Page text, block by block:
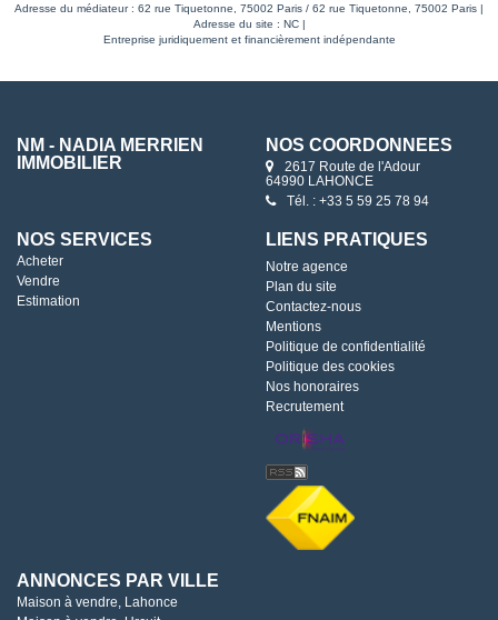
Adresse du médiateur : 62 rue Tiquetonne, 75002 Paris / 62 rue Tiquetonne, 75002 Paris |
Adresse du site : NC |
Entreprise juridiquement et financièrement indépendante
NM - NADIA MERRIEN
IMMOBILIER
NOS COORDONNÉES
2617 Route de l'Adour
64990 LAHONCE
Tél. : +33 5 59 25 78 94
NOS SERVICES
Acheter
Vendre
Estimation
LIENS PRATIQUES
Notre agence
Plan du site
Contactez-nous
Mentions
Politique de confidentialité
Politique des cookies
Nos honoraires
Recrutement
ANNONCES PAR VILLE
Maison à vendre, Lahonce